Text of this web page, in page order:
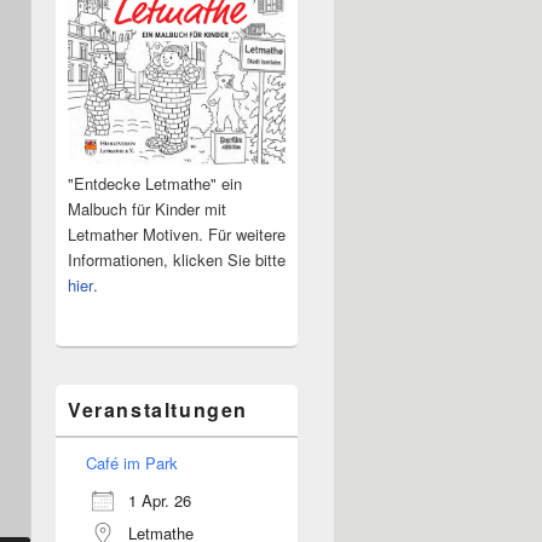
"Entdecke Letmathe" ein
Malbuch für Kinder mit
Letmather Motiven. Für weitere
Informationen, klicken Sie bitte
hier.
Veranstaltungen
Café im Park
1 Apr. 26
Letmathe